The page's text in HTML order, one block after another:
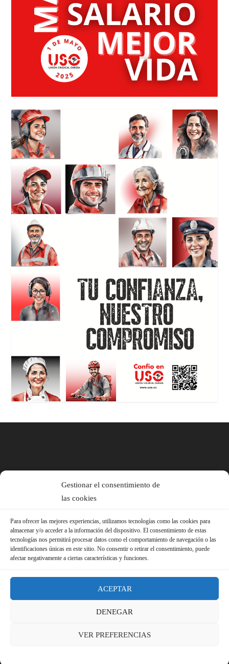
Gestionar el consentimiento de
las cookies
Para ofrecer las mejores experiencias, utilizamos tecnologías como las cookies para
almacenar y/o acceder a la información del dispositivo. El consentimiento de estas
tecnologías nos permitirá procesar datos como el comportamiento de navegación o las
identificaciones únicas en este sitio. No consentir o retirar el consentimiento, puede
afectar negativamente a ciertas características y funciones.
ACEPTAR
DENEGAR
VER PREFERENCIAS
Política de Cookies